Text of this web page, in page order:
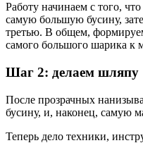
Работу начинаем с того,
самую большую бусину,
третью. В общем,
самого большого шарика к
Шаг 2: делаем шляпу
После прозрачных
бусину, и, наконец, самую
Теперь дело техники,